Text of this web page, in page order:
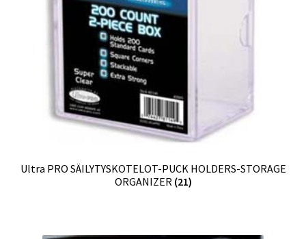
Ultra PRO SÄILYTYSKOTELOT-PUCK HOLDERS-STORAGE
ORGANIZER (21)